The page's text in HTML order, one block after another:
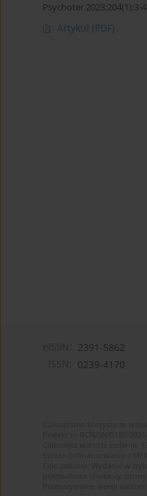
Psychoter 2023;204(1):3-4
Artykuł (PDF)
2391-5862
0239-4170